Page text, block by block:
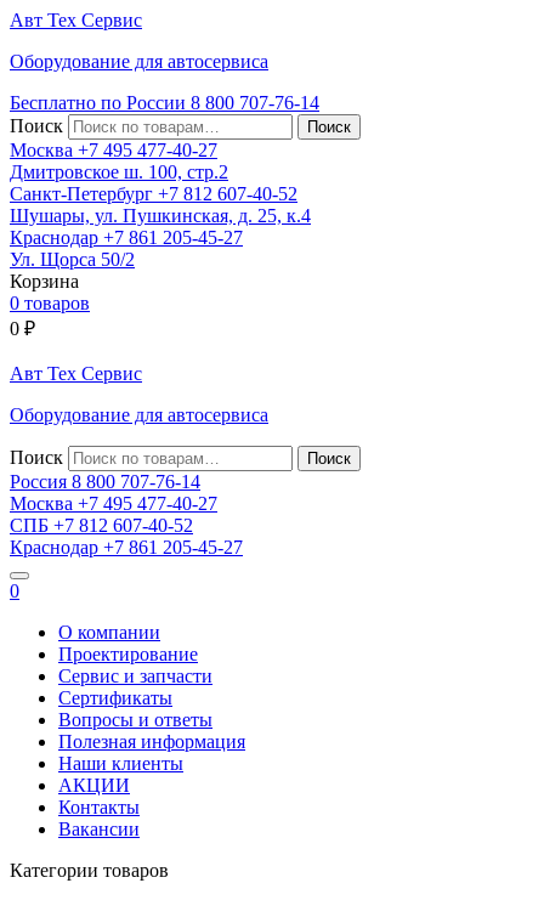
Авт Тех Сервис
Оборудование для автосервиса
Бесплатно по России 8 800 707-76-14
Поиск
Москва +7 495 477-40-27
Дмитровское ш. 100, стр.2
Санкт-Петербург +7 812 607-40-52
Шушары, ул. Пушкинская, д. 25, к.4
Краснодар +7 861 205-45-27
Ул. Щорса 50/2
Корзина
0 товаров
0 ₽
Авт Тех Сервис
Оборудование для автосервиса
Поиск
Россия 8 800 707-76-14
Москва +7 495 477-40-27
СПБ +7 812 607-40-52
Краснодар +7 861 205-45-27
0
О компании
Проектирование
Сервис и запчасти
Сертификаты
Вопросы и ответы
Полезная информация
Наши клиенты
АКЦИИ
Контакты
Вакансии
Категории товаров